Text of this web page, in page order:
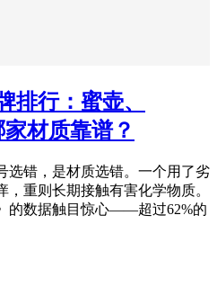
排行：蜜壶、
材质靠谱？
选错，是材质选错。一个用了劣
重则长期接触有害化学物质。
的数据触目惊心——超过62%的